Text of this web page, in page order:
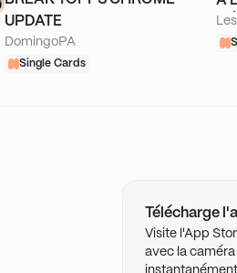
UPDATE
DomingoPA
Single Cards
!
Télécharge
Visite l'App
avec la